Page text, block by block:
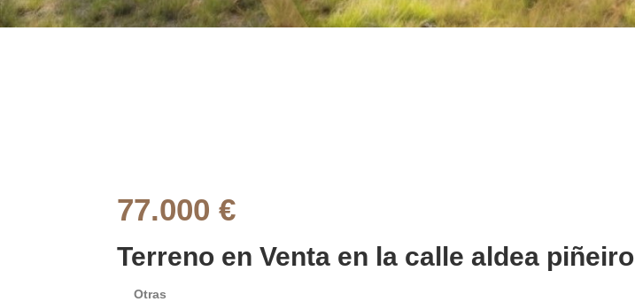
77.000 €
Terreno en Venta en la calle aldea piñeiro
Otras